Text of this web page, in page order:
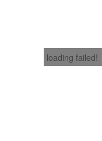
loading failed!